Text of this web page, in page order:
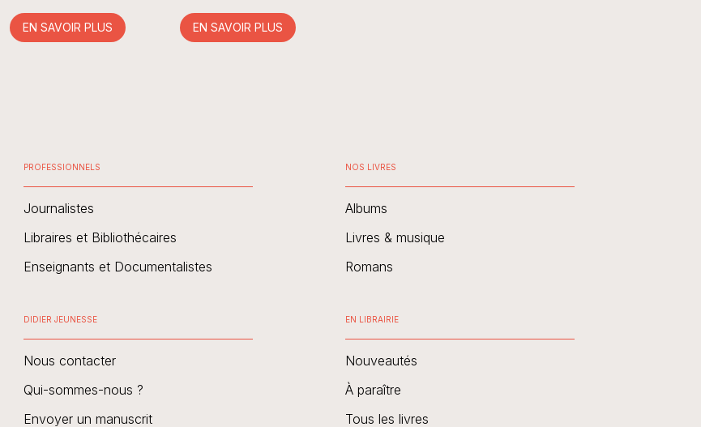
EN SAVOIR PLUS EN SAVOIR PLUS
PROFESSIONNELS
Journalistes
Libraires et Bibliothécaires
Enseignants et Documentalistes
DIDIER JEUNESSE
Nous contacter
Qui-sommes-nous ?
Envoyer un manuscrit
NOS LIVRES
Albums
Livres & musique
Romans
EN LIBRAIRIE
Nouveautés
À paraître
Tous les livres